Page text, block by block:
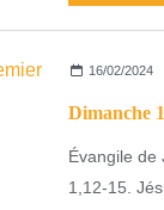
16/02/2024
Évangile de
1,12-15.